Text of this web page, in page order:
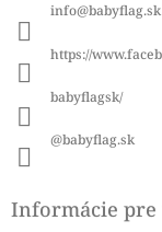
info@babyflag.sk
https://
babyflagsk/
@babyflag.sk
Informácie pre